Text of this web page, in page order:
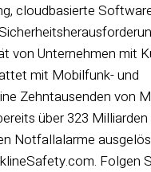
cloudbasierte
von Unternehmen mit
mit Mobilfunk- und
Zehntausenden von
über 323
Notfallalarme
Folgen